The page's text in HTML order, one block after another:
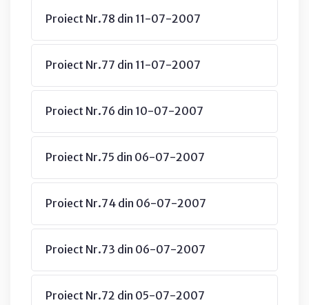
Proiect Nr.78 din 11-07-2007
Proiect Nr.77 din 11-07-2007
Proiect Nr.76 din 10-07-2007
Proiect Nr.75 din 06-07-2007
Proiect Nr.74 din 06-07-2007
Proiect Nr.73 din 06-07-2007
Proiect Nr.72 din 05-07-2007